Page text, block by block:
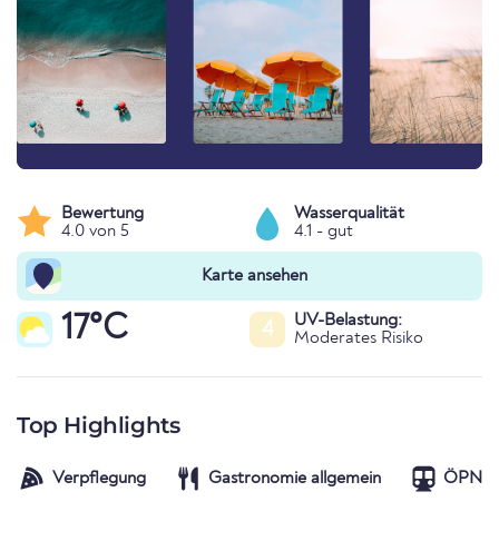
Bewertung
4.0 von 5
Wasserqualität
4.1 - gut
Karte ansehen
17°C 4
UV-Belastung:
Moderates Risiko
Top Highlights
Verpflegung Gastronomie allgemein